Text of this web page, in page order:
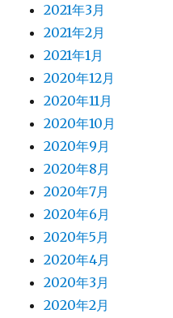
2021年3月
2021年2月
2021年1月
2020年12月
2020年11月
2020年10月
2020年9月
2020年8月
2020年7月
2020年6月
2020年5月
2020年4月
2020年3月
2020年2月